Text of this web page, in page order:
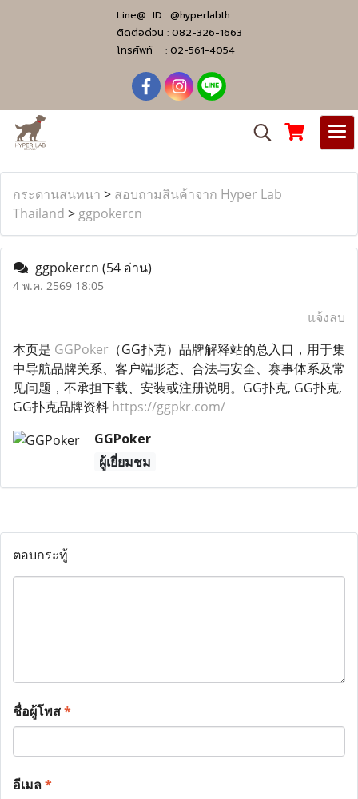
Line@ ID : @hyperlabth
ติดต่อด่วน : 082-326-1663
โทรศัพท์ : 02-561-4054
กระดานสนทนา > สอบถามสินค้าจาก Hyper Lab
Thailand > ggpokercn
ggpokercn (54 อ่าน)
4 พ.ค. 2569 18:05
แจ้งลบ
本页是 GGPoker （GG扑克）品牌解释站的总入口，用于集
中导航品牌关系、客户端形态、合法与安全、赛事体系及常
见问题，不承担下载、安装或注册说明。GG扑克, GG扑克,
GG扑克品牌资料 https://ggpkr.com/
GGPoker
ผู้เยี่ยมชม
ตอบกระทู้
ชื่อผู้โพส*
อีเมล*